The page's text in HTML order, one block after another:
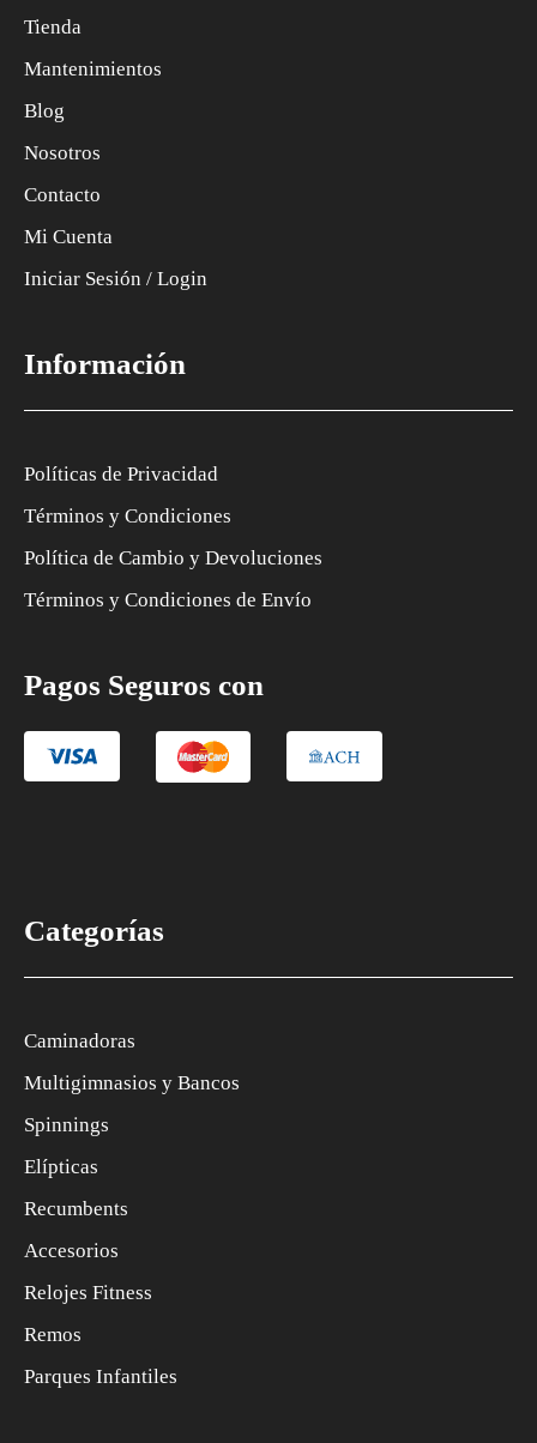
Tienda
Mantenimientos
Blog
Nosotros
Contacto
Mi Cuenta
Iniciar Sesión / Login
Información
Políticas de Privacidad
Términos y Condiciones
Política de Cambio y Devoluciones
Términos y Condiciones de Envío
Pagos Seguros con
Categorías
Caminadoras
Multigimnasios y Bancos
Spinnings
Elípticas
Recumbents
Accesorios
Relojes Fitness
Remos
Parques Infantiles